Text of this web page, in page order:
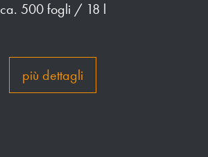
ca. 500 fogli / 18 l
più dettagli